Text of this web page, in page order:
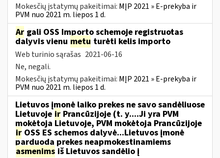
Mokesčių įstatymų pakeitimai: MĮP 2021 » E-prekyba ir
PVM nuo 2021 m. liepos 1 d.
Ar gali OSS Importo schemoje registruotas
dalyvis vienu metu turėti kelis importo
Web turinio sąrašas 2021-06-16
Ne, negali.
Mokesčių įstatymų pakeitimai: MĮP 2021 » E-prekyba ir
PVM nuo 2021 m. liepos 1 d.
Lietuvos įmonė laiko prekes ne savo sandėliuose
Lietuvoje ir Prancūzijoje (t. y....Ji yra PVM
mokėtoja Lietuvoje, PVM mokėtoja Prancūzijoje
ir OSS ES schemos dalyvė...Lietuvos įmonė
parduoda prekes neapmokestinamiems
asmenims iš Lietuvos sandėlio į